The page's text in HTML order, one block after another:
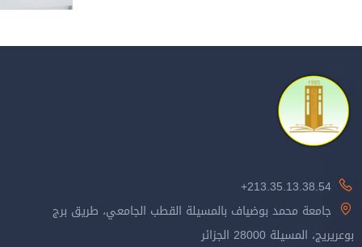
213.35.13.38.54+
جامعة محمد بوضياف بالمسيلة القطب الجامعي، طريق برج
بوعريريج، المسيلة 28000 الجزائر